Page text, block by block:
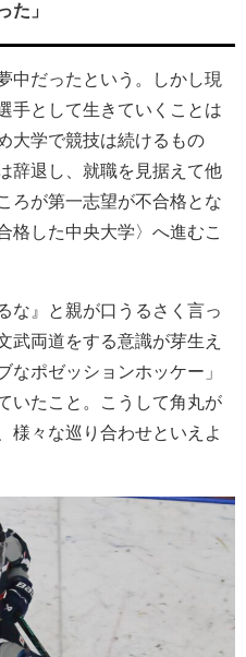
た」
中だったという。しかし現
手として生きていくことは
大学で競技は続けるもの
辞退し、就職を見据えて他
ろが第一志望が不合格とな
格した中央大学〉へ進むこ
な』と親が口うるさく言っ
武両道をする意識が芽生え
なポゼッションホッケー」
いたこと。こうして角丸が
様々な巡り合わせといえよ